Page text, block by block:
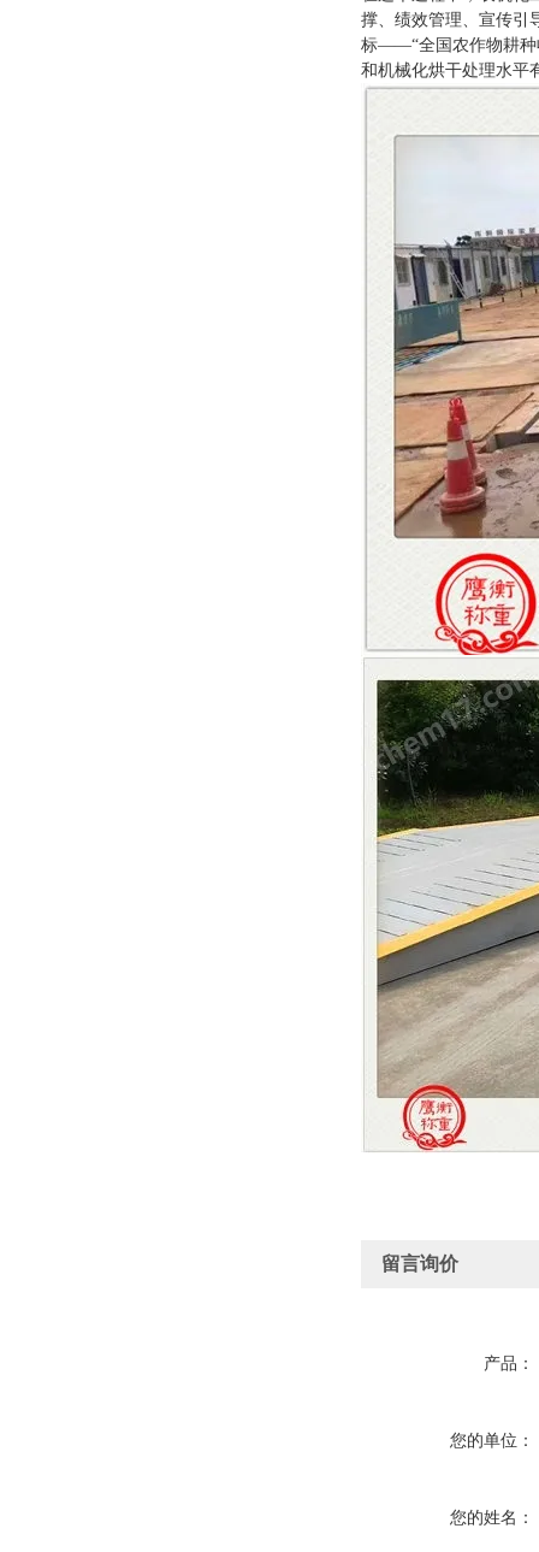
撑、绩效管理、宣传引
标——“全国农作物耕种
和机械化烘干处理水平
留言询价
产品：
您的单位：
您的姓名：